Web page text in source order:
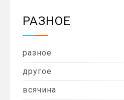
РАЗНОЕ
разное
другое
всячина